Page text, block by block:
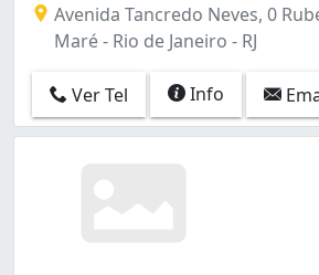
Bonsucesso (5)
Botafogo (3)
Cachambi (1)
Caju (2)
Campinho (3)
Avenida Tancredo Neves, 0
Maré - Rio de Janeiro - RJ
Ver Tel Info